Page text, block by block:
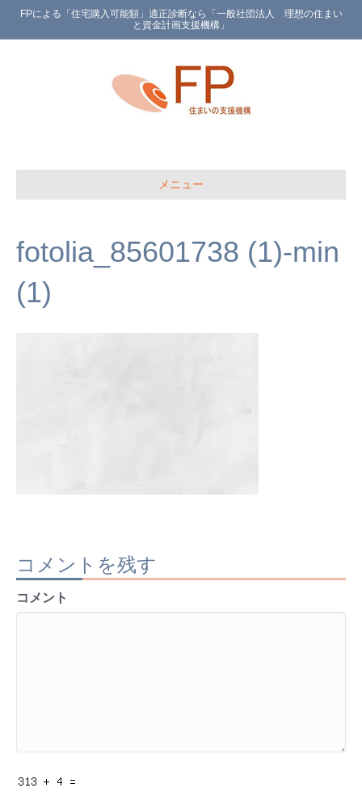
FPによる「住宅購入可能額」適正診断なら「一般社団法人 理想の住まい
と資金計画支援機構」
メニュー
fotolia_85601738 (1)-min
(1)
コメントを残す
コメント